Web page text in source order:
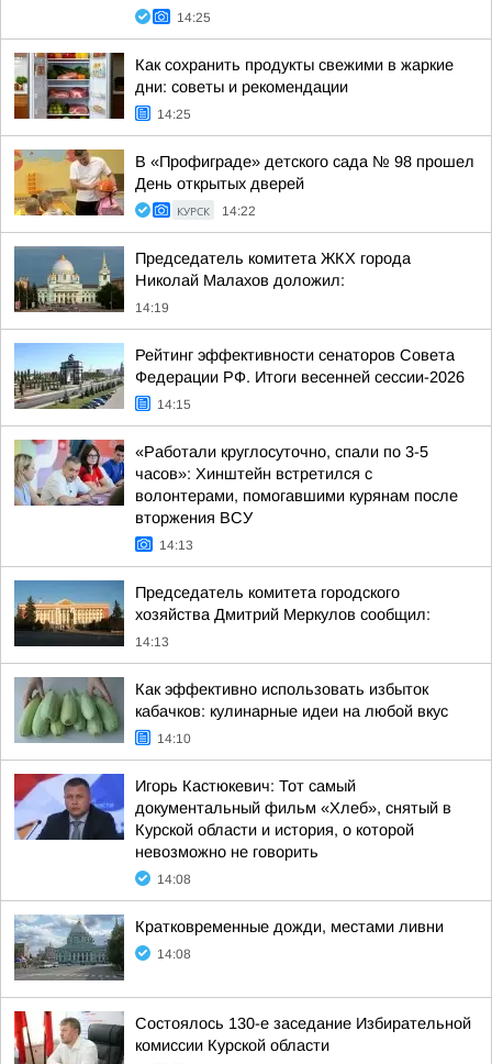
14:25
Как сохранить продукты свежими в жаркие
дни: советы и рекомендации
14:25
В «Профиграде» детского сада № 98 прошел
День открытых дверей
КУРСК 14:22
Председатель комитета ЖКХ города
Николай Малахов доложил:
14:19
Рейтинг эффективности сенаторов Совета
Федерации РФ. Итоги весенней сессии-2026
14:15
«Работали круглосуточно, спали по 3-5
часов»: Хинштейн встретился с
волонтерами, помогавшими курянам после
вторжения ВСУ
14:13
Председатель комитета городского
хозяйства Дмитрий Меркулов сообщил:
14:13
Как эффективно использовать избыток
кабачков: кулинарные идеи на любой вкус
14:10
Игорь Кастюкевич: Тот самый
документальный фильм «Хлеб», снятый в
Курской области и история, о которой
невозможно не говорить
14:08
Кратковременные дожди, местами ливни
14:08
Состоялось 130-е заседание Избирательной
комиссии Курской области